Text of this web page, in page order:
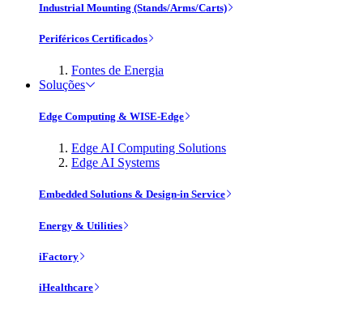
Industrial Mounting (Stands/Arms/Carts)
Periféricos Certificados
Fontes de Energia
Soluções
Edge Computing & WISE-Edge
Edge AI Computing Solutions
Edge AI Systems
Embedded Solutions & Design-in Service
Energy & Utilities
iFactory
iHealthcare